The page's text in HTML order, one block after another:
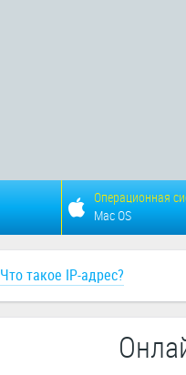
Операционная
Mac OS
Что такое IP-адрес?